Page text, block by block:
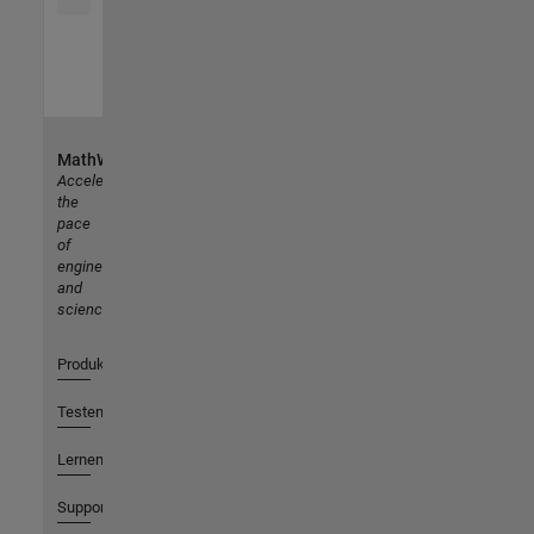
MathWorks
Accelerating
the
pace
of
engineering
and
science
Produkte
Testen oder Kaufen
Lernen
Support